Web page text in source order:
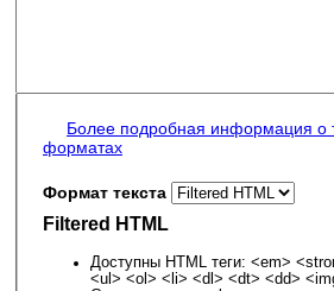
Более подробная информация о
форматах
Формат текста
Filtered HTML
Доступны HTML теги: <em>
<ul> <ol> <li> <dl> <dt> <dd>